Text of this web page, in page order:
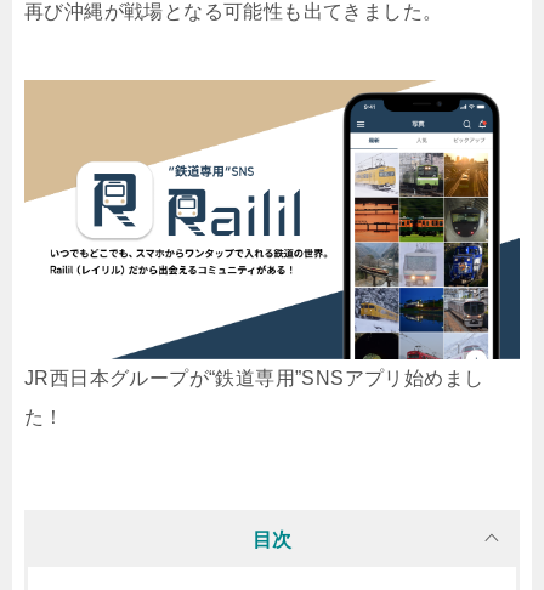
再び沖縄が戦場となる可能性も出てきました。
JR西日本グループが“鉄道専用”SNSアプリ始めまし
た！
目次